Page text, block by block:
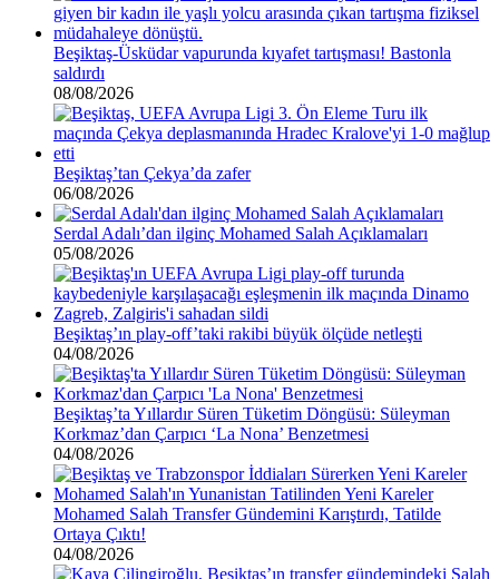
Beşiktaş-Üsküdar vapurunda kıyafet tartışması! Bastonla
saldırdı
08/08/2026
Beşiktaş’tan Çekya’da zafer
06/08/2026
Serdal Adalı’dan ilginç Mohamed Salah Açıklamaları
05/08/2026
Beşiktaş’ın play-off’taki rakibi büyük ölçüde netleşti
04/08/2026
Beşiktaş’ta Yıllardır Süren Tüketim Döngüsü: Süleyman
Korkmaz’dan Çarpıcı ‘La Nona’ Benzetmesi
04/08/2026
Mohamed Salah Transfer Gündemini Karıştırdı, Tatilde
Ortaya Çıktı!
04/08/2026